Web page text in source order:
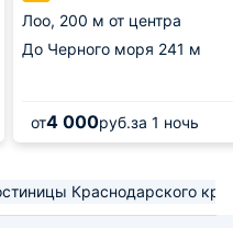
Лоо, 200 м от центра
До Черного моря 241 м
от4 000руб.за 1 ночь
Краснодарского